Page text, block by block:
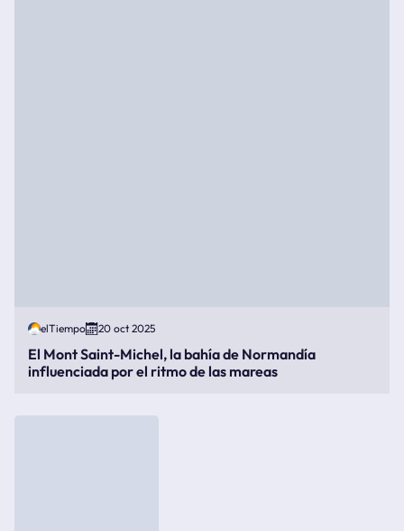
elTiempo 20 oct 2025
El Mont Saint-Michel, la bahía de Normandía
influenciada por el ritmo de las mareas